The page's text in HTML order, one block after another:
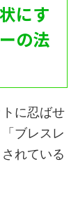
にす
の法
に忍ばせ
ブレスレ
れている